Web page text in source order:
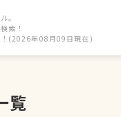
。
索！
(2026年08月09日現在)
覧